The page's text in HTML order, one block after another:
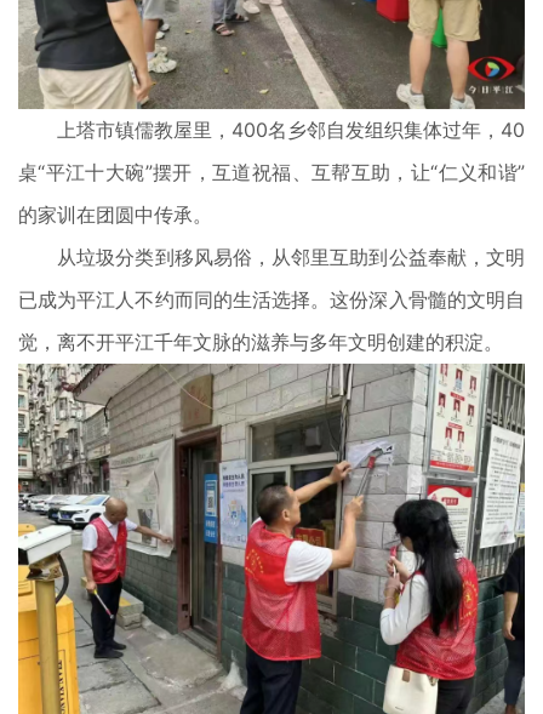
上塔市镇儒教屋里，400名乡邻自发组织集体过年，40
桌“平江十大碗”摆开，互道祝福、互帮互助，让“仁义和谐”
的家训在团圆中传承。
从垃圾分类到移风易俗，从邻里互助到公益奉献，文明
已成为平江人不约而同的生活选择。这份深入骨髓的文明自
觉，离不开平江千年文脉的滋养与多年文明创建的积淀。